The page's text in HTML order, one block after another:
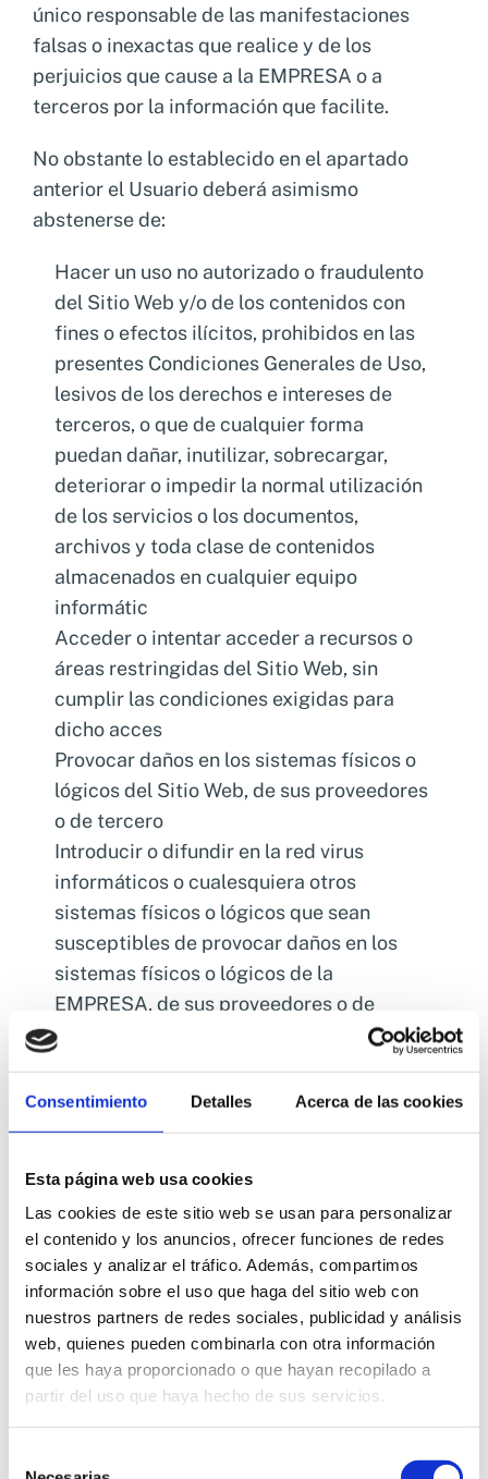
Consentimiento Detalles Acerca de las cookies
Esta página web usa cookies
Las cookies de este sitio web se usan para personalizar
el contenido y los anuncios, ofrecer funciones de redes
sociales y analizar el tráfico. Además, compartimos
información sobre el uso que haga del sitio web con
nuestros partners de redes sociales, publicidad y análisis
web, quienes pueden combinarla con otra información
que les haya proporcionado o que hayan recopilado a
partir del uso que haya hecho de sus servicios.
único responsable de las manifestaciones
falsas o inexactas que realice y de los
perjuicios que cause a la EMPRESA o a
terceros por la información que facilite.
No obstante lo establecido en el apartado
anterior el Usuario deberá asimismo
abstenerse de:
Hacer un uso no autorizado o fraudulento
del Sitio Web y/o de los contenidos con
fines o efectos ilícitos, prohibidos en las
presentes Condiciones Generales de Uso,
lesivos de los derechos e intereses de
terceros, o que de cualquier forma
puedan dañar, inutilizar, sobrecargar,
deteriorar o impedir la normal utilización
de los servicios o los documentos,
archivos y toda clase de contenidos
almacenados en cualquier equipo
informátic
Acceder o intentar acceder a recursos o
áreas restringidas del Sitio Web, sin
cumplir las condiciones exigidas para
dicho acces
Provocar daños en los sistemas físicos o
lógicos del Sitio Web, de sus proveedores
o de tercero
Introducir o difundir en la red virus
informáticos o cualesquiera otros
sistemas físicos o lógicos que sean
susceptibles de provocar daños en los
sistemas físicos o lógicos de la
EMPRESA, de sus proveedores o de
tercero
datos de la EMPRESA, terceros
proveedores y otros Usuario
acceso del público a través de cualquier
modalidad de comunicación pública,
transformar o modificar los contenidos, a
menos que se cuente con la
autorización del titular de los
correspondientes derechos o ello resulte
legalmente permitid
Suprimir, ocultar o manipular las notas
sobre derechos de propiedad intelectual